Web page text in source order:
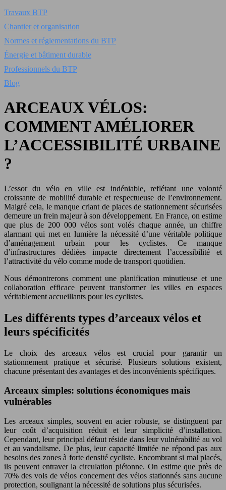
Travaux BTP
Chantier et organisation
Normes et réglementations du BTP
Énergie et bâtiment durable
Professionnels du BTP
Blog
ARCEAUX VÉLOS:
COMMENT AMÉLIORER
L’ACCESSIBILITÉ URBAINE
?
L’essor du vélo en ville est indéniable, reflétant une volonté
croissante de mobilité durable et respectueuse de l’environnement.
Malgré cela, le manque criant de places de stationnement sécurisées
demeure un frein majeur à son développement. En France, on estime
que plus de 200 000 vélos sont volés chaque année, un chiffre
alarmant qui met en lumière la nécessité d’une véritable politique
d’aménagement urbain pour les cyclistes. Ce manque
d’infrastructures dédiées impacte directement l’accessibilité et
l’attractivité du vélo comme mode de transport quotidien.
Nous démontrerons comment une planification minutieuse et une
collaboration efficace peuvent transformer les villes en espaces
véritablement accueillants pour les cyclistes.
Les différents types d’arceaux vélos et
leurs spécificités
Le choix des arceaux vélos est crucial pour garantir un
stationnement pratique et sécurisé. Plusieurs solutions existent,
chacune présentant des avantages et des inconvénients spécifiques.
Arceaux simples: solutions économiques mais
vulnérables
Les arceaux simples, souvent en acier robuste, se distinguent par
leur coût d’acquisition réduit et leur simplicité d’installation.
Cependant, leur principal défaut réside dans leur vulnérabilité au vol
et au vandalisme. De plus, leur capacité limitée ne répond pas aux
besoins des zones à forte densité cycliste. Encombrant si mal placés,
ils peuvent entraver la circulation piétonne. On estime que près de
70% des vols de vélos concernent des vélos stationnés sans aucune
protection, soulignant la nécessité de solutions plus sécurisées.